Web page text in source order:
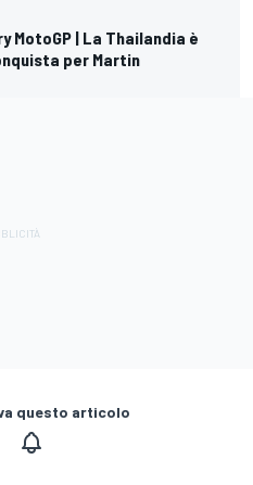
MotoGP | La Thailandia è
per Martin
questo articolo